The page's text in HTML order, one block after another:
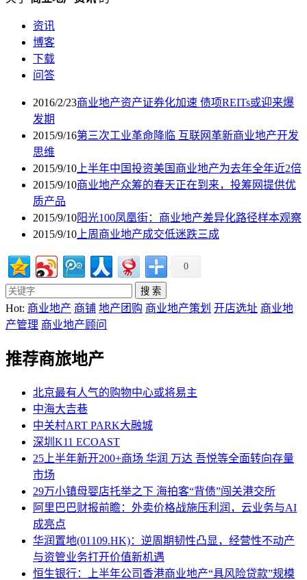
资讯
博客
下载
问答
2016/2/23商业地产资产证券化加速 债项REITs或迎来爆
发期
2015/9/16第三次工业革命降临 互联网革新商业地产开发
思维
2015/9/10 上半年中国投资美国商业地产为去年全年近2倍
2015/9/10商业地产众筹的春天正在到来，投筹网提供优
质产品
2015/9/10阳光100凤凰街：商业地产差异化路径样本观察
2015/9/10 上周商业地产成交低迷跌三成
0
Hot: 商业地产 商铺 地产团购 商业地产策划 开店选址 商业地
产管理 商业地产顾问
推荐商旅地产
北京最有人气的购物中心或将易主
中海大吉巷
中关村ART PARK大融城
深圳K11 ECOAST
25上半年新开200+商场 华润 万达 吾悦等全面转向存量
市场
29万小镇母婴店托举之下 海拍客“背债”闯关港交所
阿里巴巴财报前瞻：外卖价格战施压利润，云业务与AI
成亮点
华润置地(01109.HK)：逆周期韧性凸显，经营性不动产
与资管业务打开价值新机遇
恒生银行：上半年公司香港商业地产“具风险贷款”规模